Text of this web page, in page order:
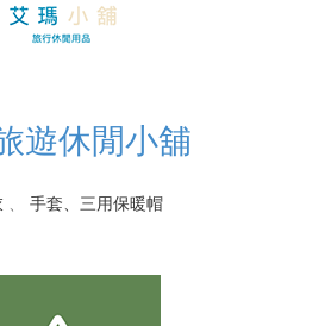
遊休閒小舖
、 手套、三用保暖帽